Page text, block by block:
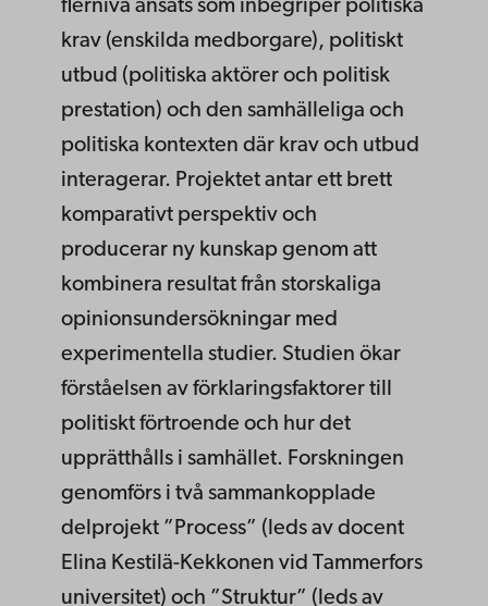
flernivå ansats som inbegriper politiska
krav (enskilda medborgare), politiskt
utbud (politiska aktörer och politisk
prestation) och den samhälleliga och
politiska kontexten där krav och utbud
interagerar. Projektet antar ett brett
komparativt perspektiv och
producerar ny kunskap genom att
kombinera resultat från storskaliga
opinionsundersökningar med
experimentella studier. Studien ökar
förståelsen av förklaringsfaktorer till
politiskt förtroende och hur det
upprätthålls i samhället. Forskningen
genomförs i två sammankopplade
delprojekt ”Process” (leds av docent
Elina Kestilä-Kekkonen vid Tammerfors
universitet) och ”Struktur” (leds av